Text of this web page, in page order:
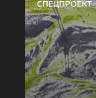
СПЕЦПРОЕКТ